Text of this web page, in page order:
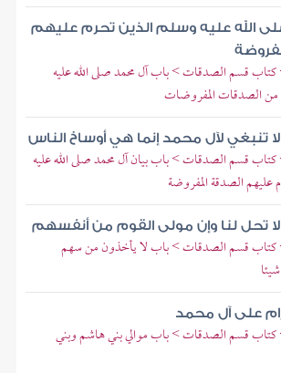
الله عليه وسلم الذين تحرم عليهم
كتاب قسم الصدقات > باب آل محمد صلى الله عليه
الصدقات المفروضات
تنبغي لآل محمد إنما هي أوساخ الناس
قسم الصدقات > باب بيان آل محمد صلى الله عليه
عليهم الصدقة المفروضة
تحل لنا وإن مولى القوم من أنفسهم
كتاب قسم الصدقات > باب لا يأخذون من سهم
على آل محمد
كتاب قسم الصدقات > باب موالي بني هاشم وبني